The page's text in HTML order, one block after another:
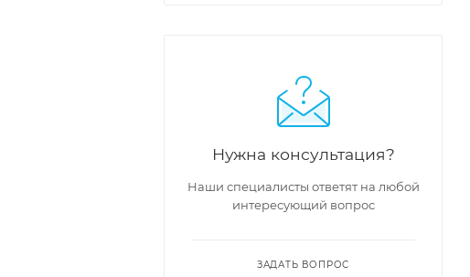
Нужна консультация?
Наши специалисты ответят на любой
интересующий вопрос
ЗАДАТЬ ВОПРОС